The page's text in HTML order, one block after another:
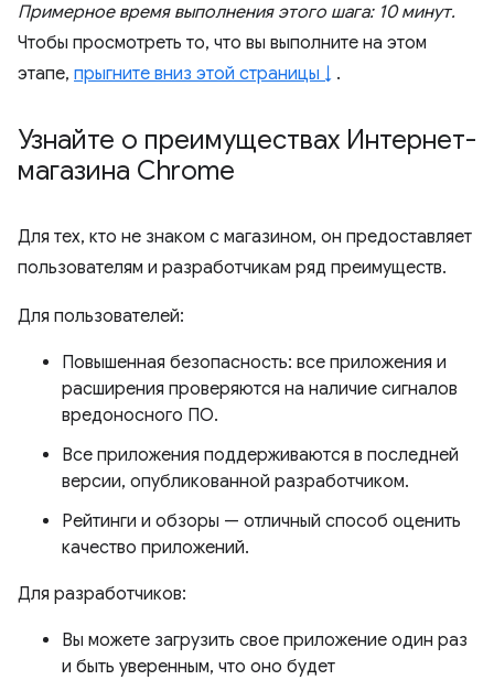
Примерное время выполнения этого шага: 10 минут.
Чтобы просмотреть то, что вы выполните на этом
этапе, прыгните вниз этой страницы ↓ .
Узнайте о преимуществах Интернет-
магазина Chrome
Для тех, кто не знаком с магазином, он предоставляет
пользователям и разработчикам ряд преимуществ.
Для пользователей:
Повышенная безопасность: все приложения и
расширения проверяются на наличие сигналов
вредоносного ПО.
Все приложения поддерживаются в последней
версии, опубликованной разработчиком.
Рейтинги и обзоры — отличный способ оценить
качество приложений.
Для разработчиков:
Вы можете загрузить свое приложение один раз
и быть уверенным, что оно будет